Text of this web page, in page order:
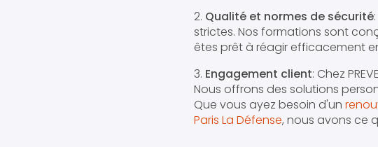
2. Qualité et normes de sécurité
strictes. Nos formations sont
êtes prêt à réagir efficacement
3. Engagement client: Chez
Nous offrons des solutions
Que vous ayez besoin d'un
Paris La Défense, nous avons ce